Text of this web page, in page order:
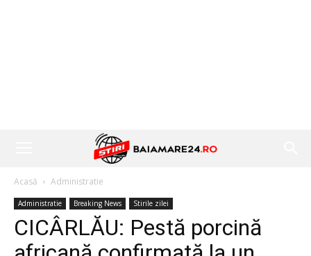
Acasă Administratie
Administratie Breaking News Stirile zilei
CICÂRLĂU: Pestă porcină